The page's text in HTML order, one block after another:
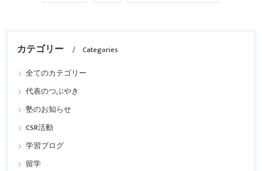
カテゴリー
Categories
全てのカテゴリー
代表のつぶやき
塾のお知らせ
CSR活動
学習ブログ
留学